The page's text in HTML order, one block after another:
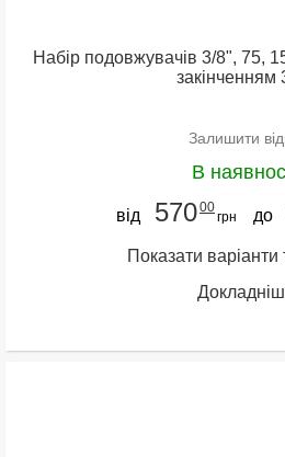
Набір подовжувачів 3/8", 75,
закінченням
Залишити
В
від 57000
грн до
Показати варіанти